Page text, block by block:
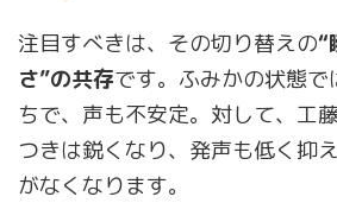
注目すべきは、その切り替えの“
さ”の共存です。ふみかの状態
ちで、声も不安定。対して、工
つきは鋭くなり、発声も低く抑
がなくなります。